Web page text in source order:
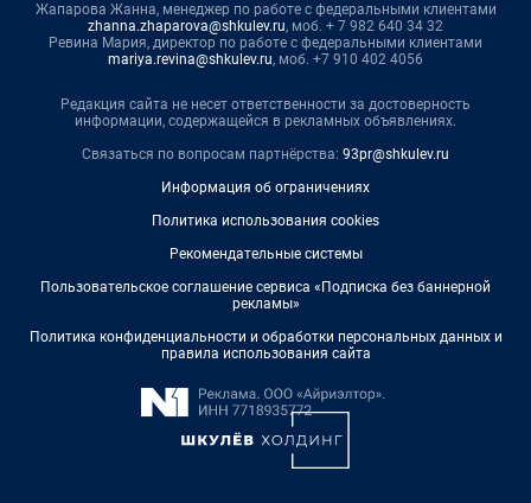
Жапарова Жанна, менеджер по работе с федеральными клиентами
zhanna.zhaparova@shkulev.ru, моб. + 7 982 640 34 32
Ревина Мария, директор по работе с федеральными клиентами
mariya.revina@shkulev.ru, моб. +7 910 402 4056
Редакция сайта не несет ответственности за достоверность
информации, содержащейся в рекламных объявлениях.
Связаться по вопросам партнёрства: 93pr@shkulev.ru
Информация об ограничениях
Политика использования cookies
Рекомендательные системы
Пользовательское соглашение сервиса «Подписка без баннерной
рекламы»
Политика конфиденциальности и обработки персональных данных и
правила использования сайта